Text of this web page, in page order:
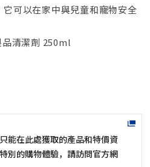
可以在家中與兒童和寵物安全
清潔劑 250ml
能在此處獲取的產品和特價資
別的購物體驗，請訪問官方網